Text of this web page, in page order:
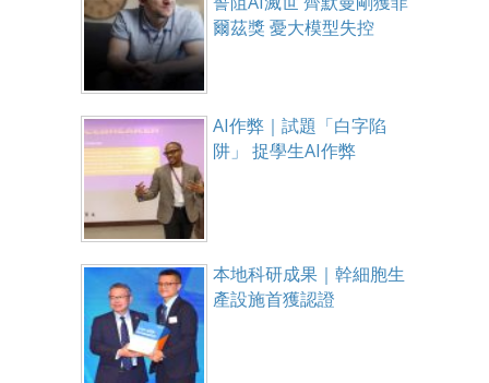
爾茲獎 憂大模型失控
AI作弊｜試題「白字陷
阱」 捉學生AI作弊
本地科研成果｜幹細胞生
產設施首獲認證